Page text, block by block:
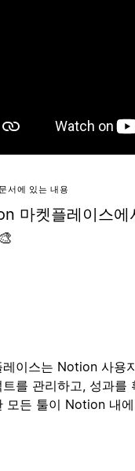
서에 있는 내용
마켓플레이스에
레이스는 Notion 사용
트를 관리하고, 성과를
모든 툴이 Notion 내